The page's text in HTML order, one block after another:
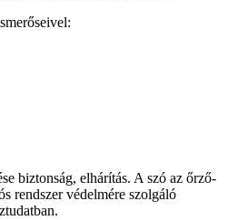
biztonság, elhárítás. A szó az őrző-
rendszer védelmére szolgáló